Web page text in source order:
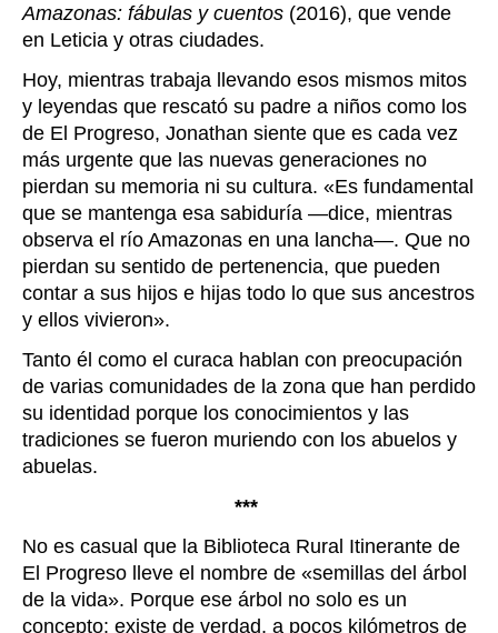
Amazonas: fábulas y cuentos (2016), que vende
en Leticia y otras ciudades.
Hoy, mientras trabaja llevando esos mismos mitos
y leyendas que rescató su padre a niños como los
de El Progreso, Jonathan siente que es cada vez
más urgente que las nuevas generaciones no
pierdan su memoria ni su cultura. «Es fundamental
que se mantenga esa sabiduría —dice, mientras
observa el río Amazonas en una lancha—. Que no
pierdan su sentido de pertenencia, que pueden
contar a sus hijos e hijas todo lo que sus ancestros
y ellos vivieron».
Tanto él como el curaca hablan con preocupación
de varias comunidades de la zona que han perdido
su identidad porque los conocimientos y las
tradiciones se fueron muriendo con los abuelos y
abuelas.
***
No es casual que la Biblioteca Rural Itinerante de
El Progreso lleve el nombre de «semillas del árbol
de la vida». Porque ese árbol no solo es un
concepto: existe de verdad, a pocos kilómetros de